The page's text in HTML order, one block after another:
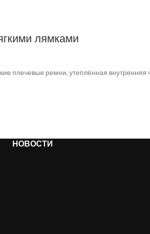
лямками
плечевые ремни, утеплённая
НОВОСТИ